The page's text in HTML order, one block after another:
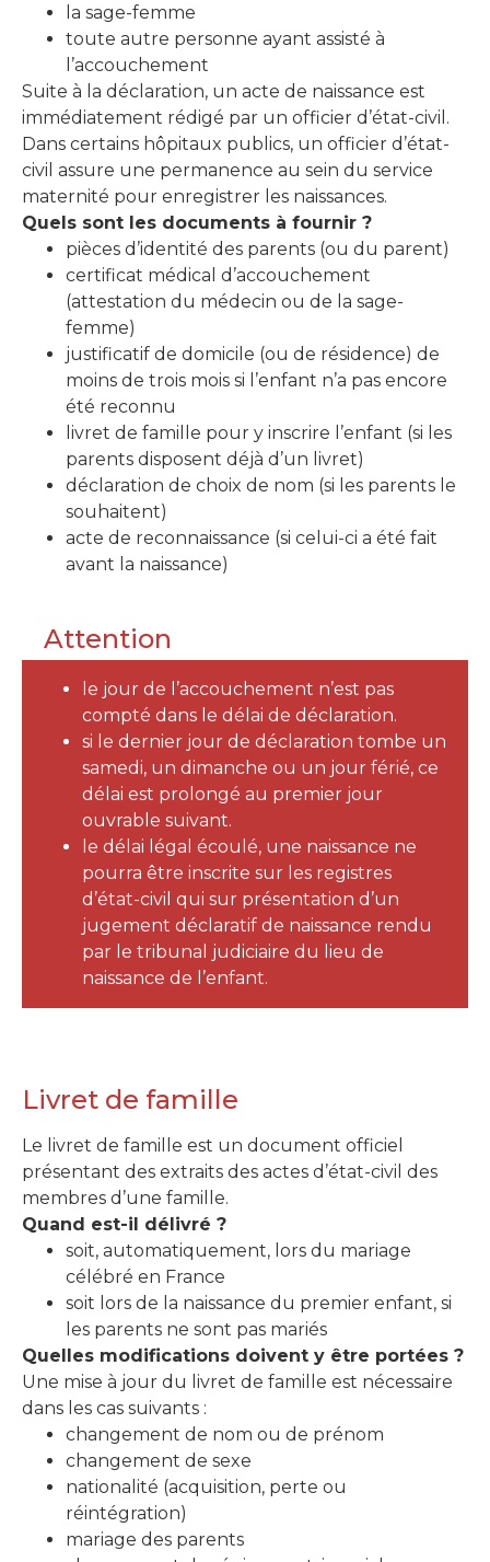
la sage-femme
toute autre personne ayant assisté à
l’accouchement
Suite à la déclaration, un acte de naissance est
immédiatement rédigé par un officier d’état-civil.
Dans certains hôpitaux publics, un officier d’état-
civil assure une permanence au sein du service
maternité pour enregistrer les naissances.
Quels sont les documents à fournir ?
pièces d’identité des parents (ou du parent)
certificat médical d’accouchement
(attestation du médecin ou de la sage-
femme)
justificatif de domicile (ou de résidence) de
moins de trois mois si l’enfant n’a pas encore
été reconnu
livret de famille pour y inscrire l’enfant (si les
parents disposent déjà d’un livret)
déclaration de choix de nom (si les parents le
souhaitent)
acte de reconnaissance (si celui-ci a été fait
avant la naissance)
Attention
le jour de l’accouchement n’est pas
compté dans le délai de déclaration.
si le dernier jour de déclaration tombe un
samedi, un dimanche ou un jour férié, ce
délai est prolongé au premier jour
ouvrable suivant.
le délai légal écoulé, une naissance ne
pourra être inscrite sur les registres
d’état-civil qui sur présentation d’un
jugement déclaratif de naissance rendu
par le tribunal judiciaire du lieu de
naissance de l’enfant.
Livret de famille
Le livret de famille est un document officiel
présentant des extraits des actes d’état-civil des
membres d’une famille.
Quand est-il délivré ?
soit, automatiquement, lors du mariage
célébré en France
soit lors de la naissance du premier enfant, si
les parents ne sont pas mariés
Quelles modifications doivent y être portées ?
Une mise à jour du livret de famille est nécessaire
dans les cas suivants :
changement de nom ou de prénom
changement de sexe
nationalité (acquisition, perte ou
réintégration)
mariage des parents